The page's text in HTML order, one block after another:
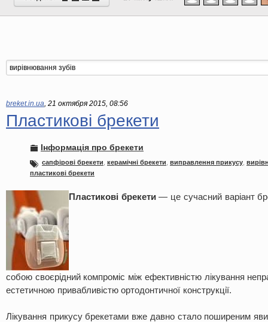
breket.in.ua, 21 октября 2015, 08:56
Пластикові брекети
Інформація про брекети
сапфірові брекети керамічні брекети виправлення прикусу
пластикові брекети
Пластикові брекети— це сучасний варіант
собою своєрідний компроміс між ефективністю лікування
естетичною привабливістю ортодонтичної конструкції.
Лікування прикусу брекетами вже давно стало поширеним